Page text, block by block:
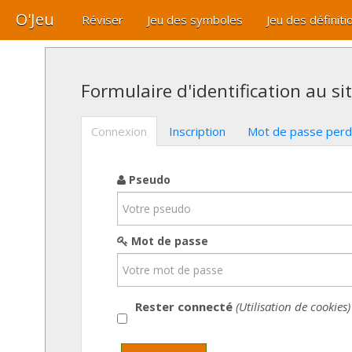
O'Jeu Réviser Jeu des symboles Jeu des
Formulaire d'identification au
Connexion Inscription Mot de passe
Pseudo
Mot de passe
Rester connecté (Utilisation de cookies)